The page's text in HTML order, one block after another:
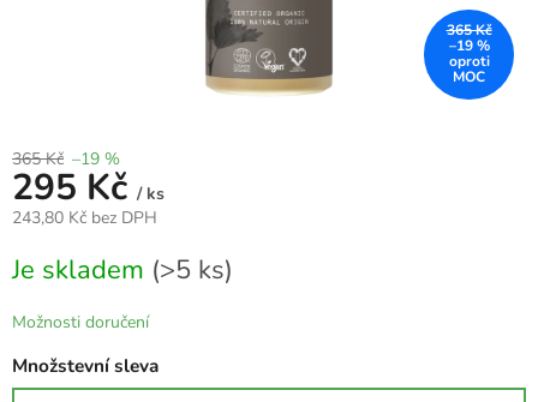
365 Kč
–19 %
365 Kč –19 %
295 Kč / ks
243,80 Kč bez DPH
cena:
Je skladem (>5 ks)
Možnosti doručení
Množstevní sleva